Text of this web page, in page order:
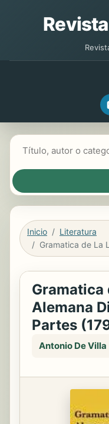
Inicio
Literatura
Gramatica
Alemana
Partes
Antonio De Villa